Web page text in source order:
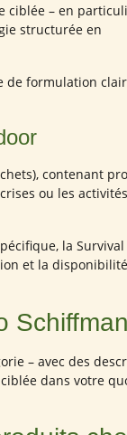
ciblée – en
structurée en
de formulation
contenant
ou les activités
la Survival
et la
– avec des
dans votre